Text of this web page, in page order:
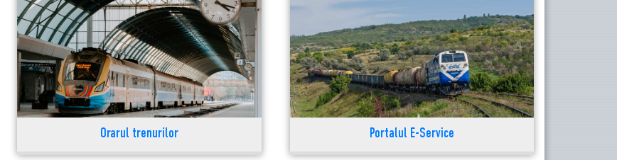
Orarul trenurilor Portalul E-Service